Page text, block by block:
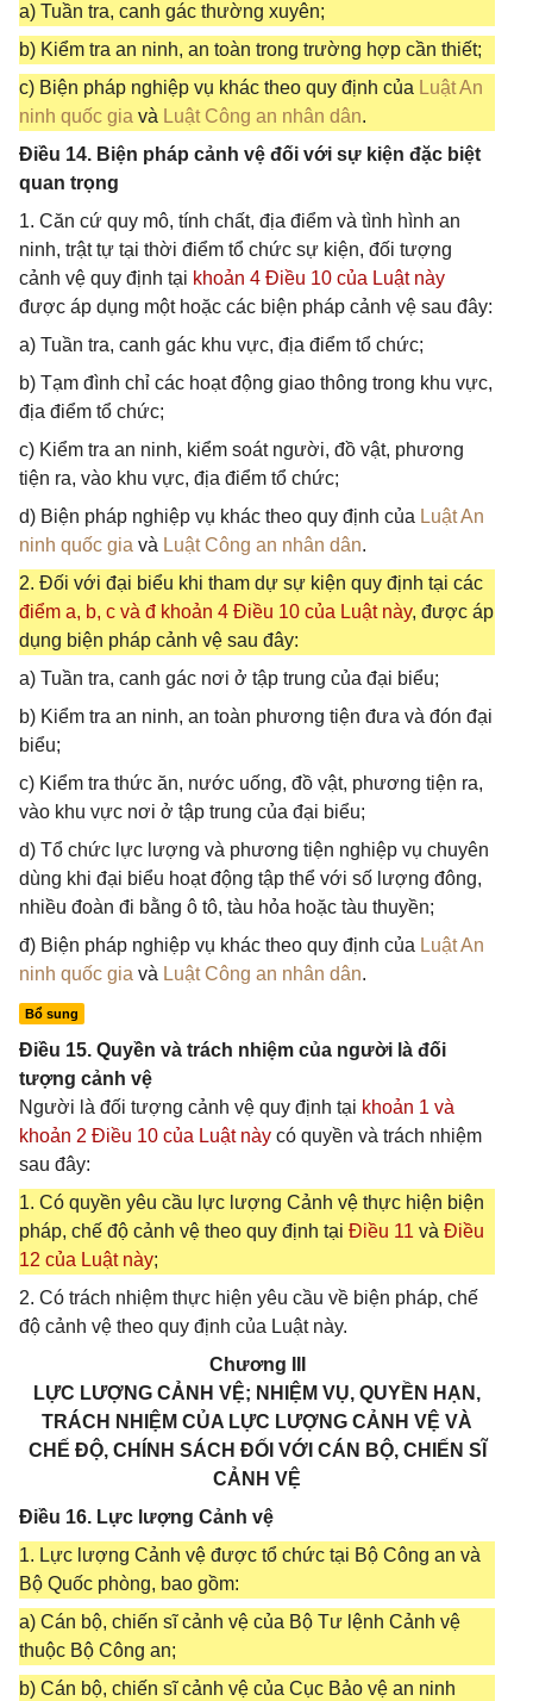
a) Tuần tra, canh gác thường xuyên;
b) Kiểm tra an ninh, an toàn trong trường hợp cần thiết;
c) Biện pháp nghiệp vụ khác theo quy định của Luật An
ninh quốc gia và Luật Công an nhân dân.
Điều 14. Biện pháp cảnh vệ đối với sự kiện đặc biệt
quan trọng
1. Căn cứ quy mô, tính chất, địa điểm và tình hình an
ninh, trật tự tại thời điểm tổ chức sự kiện, đối tượng
cảnh vệ quy định tại khoản 4 Điều 10 của Luật này
được áp dụng một hoặc các biện pháp cảnh vệ sau đây:
a) Tuần tra, canh gác khu vực, địa điểm tổ chức;
b) Tạm đình chỉ các hoạt động giao thông trong khu vực,
địa điểm tổ chức;
c) Kiểm tra an ninh, kiểm soát người, đồ vật, phương
tiện ra, vào khu vực, địa điểm tổ chức;
d) Biện pháp nghiệp vụ khác theo quy định của Luật An
ninh quốc gia và Luật Công an nhân dân.
2. Đối với đại biểu khi tham dự sự kiện quy định tại các
điểm a, b, c và đ khoản 4 Điều 10 của Luật này, được áp
dụng biện pháp cảnh vệ sau đây:
a) Tuần tra, canh gác nơi ở tập trung của đại biểu;
b) Kiểm tra an ninh, an toàn phương tiện đưa và đón đại
biểu;
c) Kiểm tra thức ăn, nước uống, đồ vật, phương tiện ra,
vào khu vực nơi ở tập trung của đại biểu;
d) Tổ chức lực lượng và phương tiện nghiệp vụ chuyên
dùng khi đại biểu hoạt động tập thể với số lượng đông,
nhiều đoàn đi bằng ô tô, tàu hỏa hoặc tàu thuyền;
đ) Biện pháp nghiệp vụ khác theo quy định của Luật An
ninh quốc gia và Luật Công an nhân dân.
Bổ sung
Điều 15. Quyền và trách nhiệm của người là đối
tượng cảnh vệ
Người là đối tượng cảnh vệ quy định tại khoản 1 và
khoản 2 Điều 10 của Luật này có quyền và trách nhiệm
sau đây:
1. Có quyền yêu cầu lực lượng Cảnh vệ thực hiện biện
pháp, chế độ cảnh vệ theo quy định tại Điều 11 và Điều
12 của Luật này;
2. Có trách nhiệm thực hiện yêu cầu về biện pháp, chế
độ cảnh vệ theo quy định của Luật này.
Chương III
LỰC LƯỢNG CẢNH VỆ; NHIỆM VỤ, QUYỀN HẠN,
TRÁCH NHIỆM CỦA LỰC LƯỢNG CẢNH VỆ VÀ
CHẾ ĐỘ, CHÍNH SÁCH ĐỐI VỚI CÁN BỘ, CHIẾN SĨ
CẢNH VỆ
Điều 16. Lực lượng Cảnh vệ
1. Lực lượng Cảnh vệ được tổ chức tại Bộ Công an và
Bộ Quốc phòng, bao gồm:
a) Cán bộ, chiến sĩ cảnh vệ của Bộ Tư lệnh Cảnh vệ
thuộc Bộ Công an;
b) Cán bộ, chiến sĩ cảnh vệ của Cục Bảo vệ an ninh